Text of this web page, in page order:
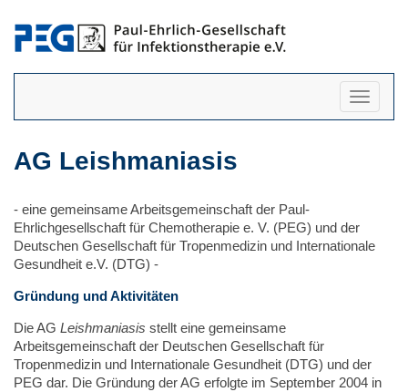
anzeigen
AG Leishmaniasis
- eine gemeinsame Arbeitsgemeinschaft der Paul-
Ehrlichgesellschaft für Chemotherapie e. V. (PEG) und der
Deutschen Gesellschaft für Tropenmedizin und Internationale
Gesundheit e.V. (DTG) -
Gründung und Aktivitäten
Die AG Leishmaniasis stellt eine gemeinsame
Arbeitsgemeinschaft der Deutschen Gesellschaft für
Tropenmedizin und Internationale Gesundheit (DTG) und der
PEG dar. Die Gründung der AG erfolgte im September 2004 in